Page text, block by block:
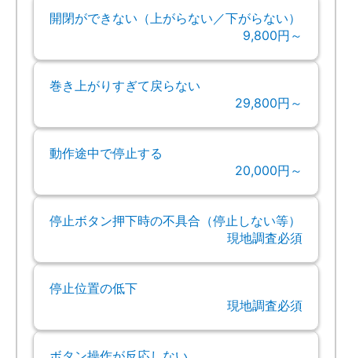
開閉ができない（上がらない／下がらない）
9,800円～
巻き上がりすぎて戻らない
29,800円～
動作途中で停止する
20,000円～
停止ボタン押下時の不具合（停止しない等）
現地調査必須
停止位置の低下
現地調査必須